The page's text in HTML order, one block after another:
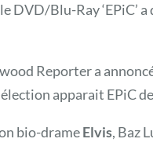
le DVD/Blu-Ray ‘EPiC’
Reporter a
apparait EPiC
bio-drameElvis, Baz